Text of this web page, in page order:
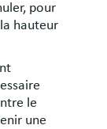
pour
hauteur
le
une